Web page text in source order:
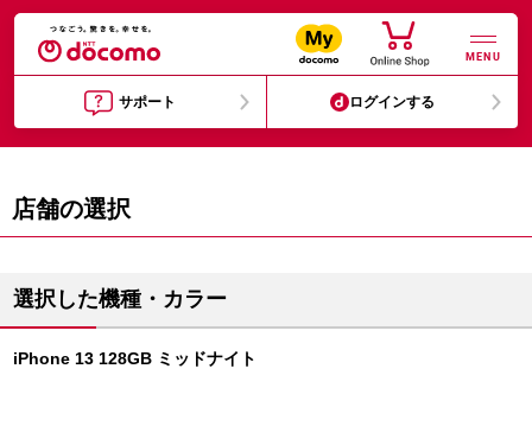
MENU
サポート ログインする
店舗の選択
選択した機種・カラー
iPhone 13 128GB ミッドナイト